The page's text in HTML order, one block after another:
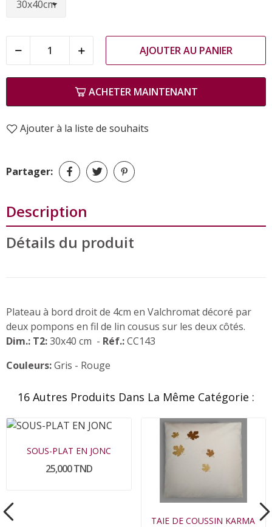
AJOUTER AU PANIER
ACHETER MAINTENANT
Ajouter à la liste de souhaits
Partager:
Description
Détails du produit
Plateau à bord droit de 4cm en Valchromat décoré par
deux pompons en fil de lin cousus sur les deux côtés.
Dim.: T2:30x40 cm - Réf.:CC143
Couleurs:Gris - Rouge
16 Autres Produits Dans La Même Catégorie :
SOUS-PLAT EN JONC
25,000 TND
TAIE DE COUSSIN KARMA